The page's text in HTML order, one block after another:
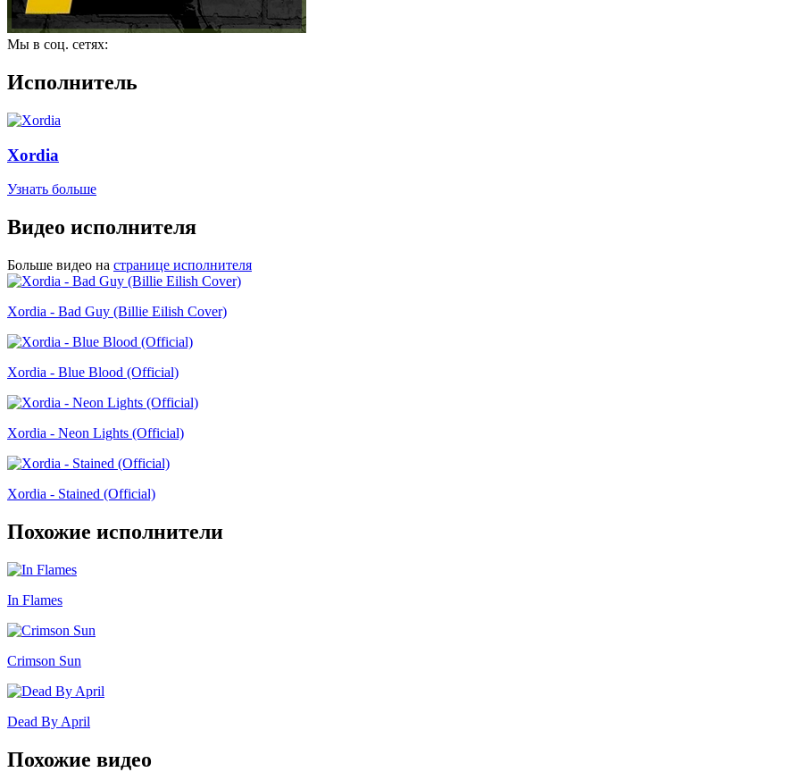
Мы в соц. сетях:
Исполнитель
Xordia
Узнать больше
Видео исполнителя
Больше видео на странице исполнителя
Xordia - Bad Guy (Billie Eilish Cover)
Xordia - Blue Blood (Official)
Xordia - Neon Lights (Official)
Xordia - Stained (Official)
Похожие исполнители
In Flames
Crimson Sun
Dead By April
Похожие видео